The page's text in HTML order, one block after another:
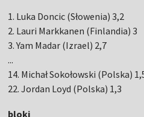
1. Luka Doncic (Słowenia) 3,2
2. Lauri Markkanen (Finlandia) 3
3. Yam Madar (Izrael) 2,7
...
14. Michał Sokołowski (Polska)
22. Jordan Loyd (Polska) 1,3
bloki